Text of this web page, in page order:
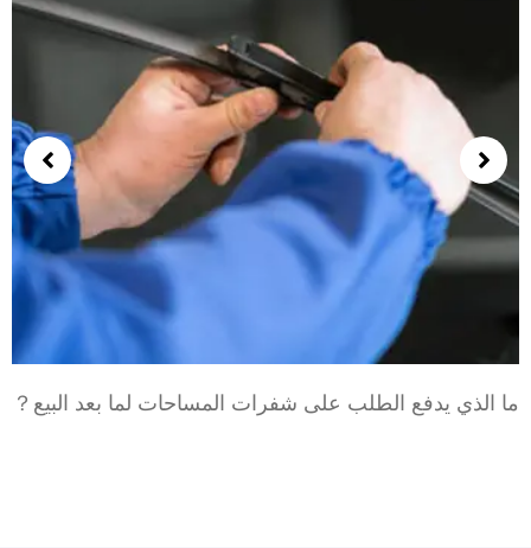
الذي يدفع الطلب على شفرات المساحات لما بعد البيع？